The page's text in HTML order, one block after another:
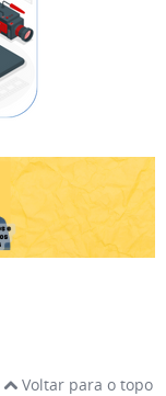
Voltar para o topo